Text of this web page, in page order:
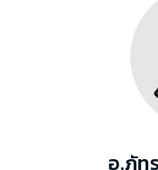
อ.ภัท